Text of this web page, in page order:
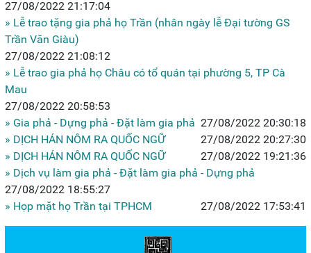
27/08/2022 21:17:04
» Lễ trao tặng gia phả họ Trần (nhân ngày lễ Đại tường GS
Trần Văn Giàu)
27/08/2022 21:08:12
» Lễ trao gia phả họ Châu có tổ quán tại phường 5, TP Cà
Mau
27/08/2022 20:58:53
» Gia phả - Dựng phả - Đặt làm gia phả 27/08/2022 20:30:18
» DỊCH HÁN NÔM RA QUỐC NGỮ
27/08/2022 20:27:30
» DỊCH HÁN NÔM RA QUỐC NGỮ
27/08/2022 19:21:36
» Dịch vụ làm gia phả - Đặt làm gia phả - Dựng phả
27/08/2022 18:55:27
» Họp mặt họ Trần tại TPHCM
27/08/2022 17:53:41